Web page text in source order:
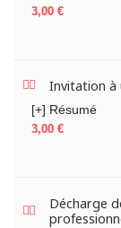
Prix
3,00 €
Invitation à
[+] Résumé
Prix
3,00 €
Décharge